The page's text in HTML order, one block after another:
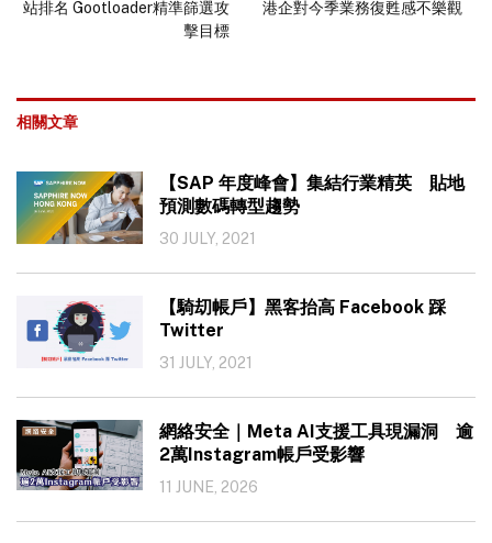
站排名 Gootloader精準篩選攻
擊目標
港企對今季業務復甦感不樂觀
相關文章
【SAP 年度峰會】集結行業精英 貼地
預測數碼轉型趨勢
30 JULY, 2021
【騎刧帳戶】黑客抬高 Facebook 踩
Twitter
31 JULY, 2021
網絡安全｜Meta AI支援工具現漏洞 逾
2萬Instagram帳戶受影響
11 JUNE, 2026